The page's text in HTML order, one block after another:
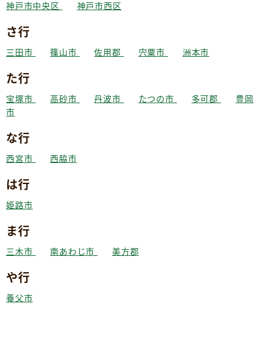
神戸市中央区
神戸市西区
さ行
三田市 篠山市 佐用郡 宍粟市 洲本市
た行
宝塚市 高砂市 丹波市 たつの市 多可郡
豊岡
市
な行
西宮市 西脇市
は行
姫路市
ま行
三木市 南あわじ市 美方郡
や行
養父市